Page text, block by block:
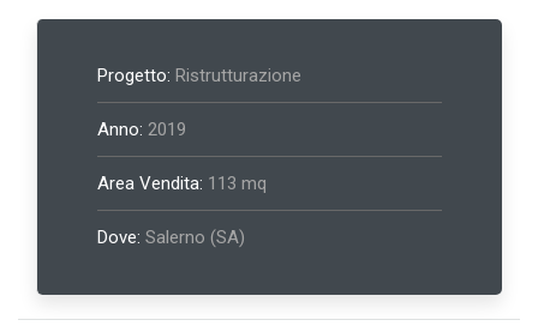
Progetto: Ristrutturazione
Anno: 2019
Area Vendita: 113 mq
Dove: Salerno (SA)